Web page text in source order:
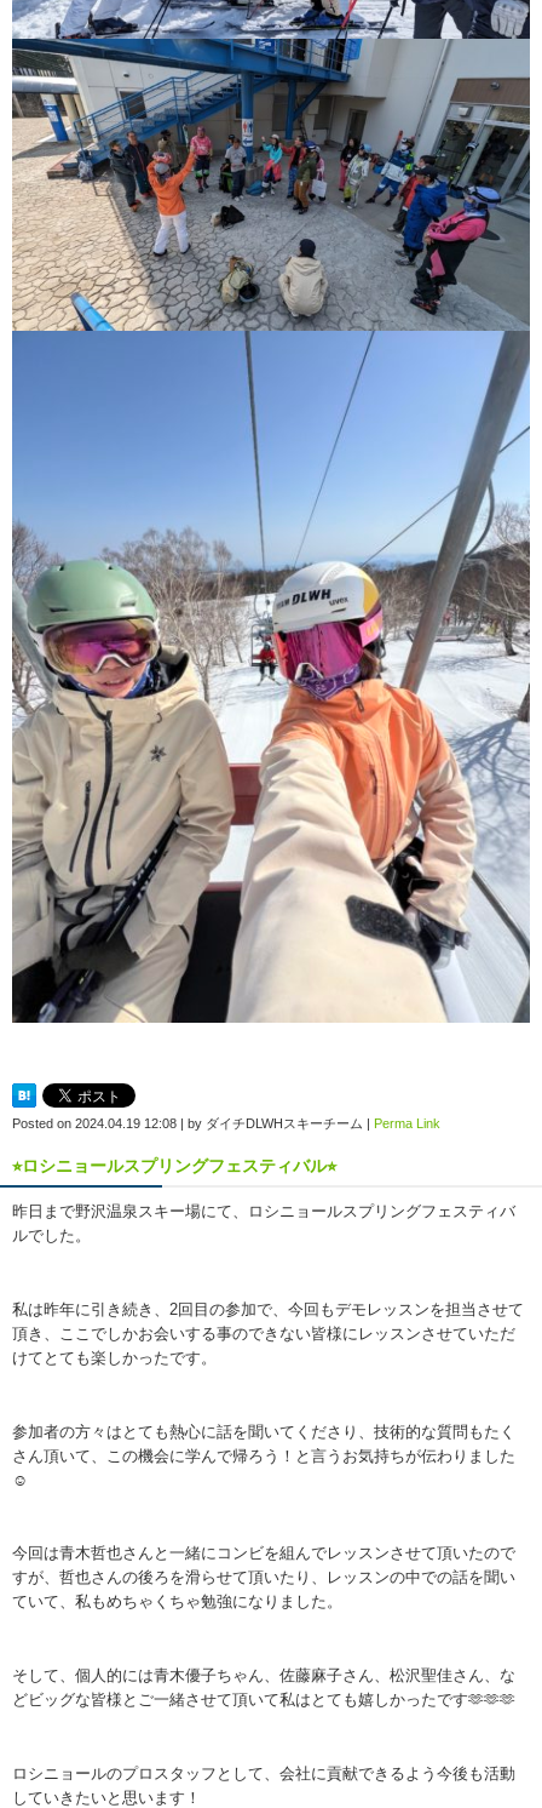
Posted on 2024.04.19 12:08 | by ダイチDLWHスキーチーム | Perma Link
⭐︎ロシニョールスプリングフェスティバル⭐︎
昨日まで野沢温泉スキー場にて、ロシニョールスプリングフェスティバ
ルでした。
私は昨年に引き続き、2回目の参加で、今回もデモレッスンを担当させて
頂き、ここでしかお会いする事のできない皆様にレッスンさせていただ
けてとても楽しかったです。
参加者の方々はとても熱心に話を聞いてくださり、技術的な質問もたく
さん頂いて、この機会に学んで帰ろう！と言うお気持ちが伝わりました
☺️
今回は青木哲也さんと一緒にコンビを組んでレッスンさせて頂いたので
すが、哲也さんの後ろを滑らせて頂いたり、レッスンの中での話を聞い
ていて、私もめちゃくちゃ勉強になりました。
そして、個人的には青木優子ちゃん、佐藤麻子さん、松沢聖佳さん、な
どビッグな皆様とご一緒させて頂いて私はとても嬉しかったです🫶🫶🫶
ロシニョールのプロスタッフとして、会社に貢献できるよう今後も活動
していきたいと思います！